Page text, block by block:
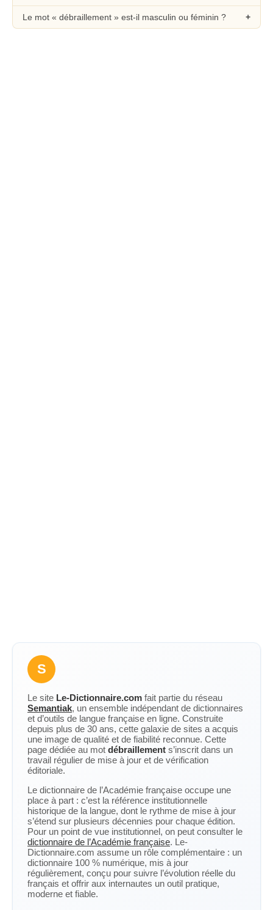
Le mot « débraillement » est-il masculin ou féminin ?
S
Le site Le-Dictionnaire.com fait partie du réseau
Semantiak, un ensemble indépendant de dictionnaires
et d’outils de langue française en ligne. Construite
depuis plus de 30 ans, cette galaxie de sites a acquis
une image de qualité et de fiabilité reconnue. Cette
page dédiée au mot débraillement s’inscrit dans un
travail régulier de mise à jour et de vérification
éditoriale.
Le dictionnaire de l’Académie française occupe une
place à part : c’est la référence institutionnelle
historique de la langue, dont le rythme de mise à jour
s’étend sur plusieurs décennies pour chaque édition.
Pour un point de vue institutionnel, on peut consulter le
dictionnaire de l’Académie française. Le-
Dictionnaire.com assume un rôle complémentaire : un
dictionnaire 100 % numérique, mis à jour
régulièrement, conçu pour suivre l’évolution réelle du
français et offrir aux internautes un outil pratique,
moderne et fiable.